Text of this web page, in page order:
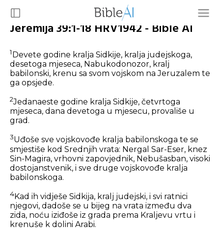
Jeremija 39:1-18 HRV1942 - Bible AI
1Devete godine kralja Sidkije, kralja judejskoga,
desetoga mjeseca, Nabukodonozor, kralj
babilonski, krenu sa svom vojskom na Jeruzalem te
ga opsjede.
2Jedanaeste godine kralja Sidkije, četvrtoga
mjeseca, dana devetoga u mjesecu, provališe u
grad.
3Uđoše sve vojskovođe kralja babilonskoga te se
smjestiše kod Srednjih vrata: Nergal Sar-Eser, knez
Sin-Magira, vrhovni zapovjednik, Nebušasban, visoki
dostojanstvenik, i sve druge vojskovođe kralja
babilonskoga.
4Kad ih vidješe Sidkija, kralj judejski, i svi ratnici
njegovi, dadoše se u bijeg na vrata između dva
zida, noću iziđoše iz grada prema Kraljevu vrtu i
krenuše k dolini Arabi.